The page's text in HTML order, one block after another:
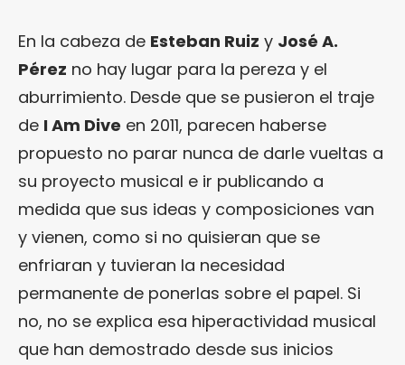
En la cabeza de Esteban Ruiz y José A.
Pérez no hay lugar para la pereza y el
aburrimiento. Desde que se pusieron el traje
de I Am Dive en 2011, parecen haberse
propuesto no parar nunca de darle vueltas a
su proyecto musical e ir publicando a
medida que sus ideas y composiciones van
y vienen, como si no quisieran que se
enfriaran y tuvieran la necesidad
permanente de ponerlas sobre el papel. Si
no, no se explica esa hiperactividad musical
que han demostrado desde sus inicios